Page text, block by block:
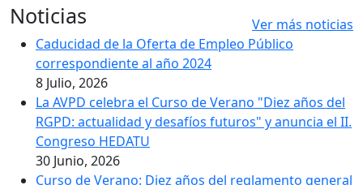
Noticias
Ver más noticias
Caducidad de la Oferta de Empleo Público
correspondiente al año 2024
8 Julio, 2026
La AVPD celebra el Curso de Verano "Diez años del
RGPD: actualidad y desafíos futuros" y anuncia el II.
Congreso HEDATU
30 Junio, 2026
Curso de Verano: Diez años del reglamento general